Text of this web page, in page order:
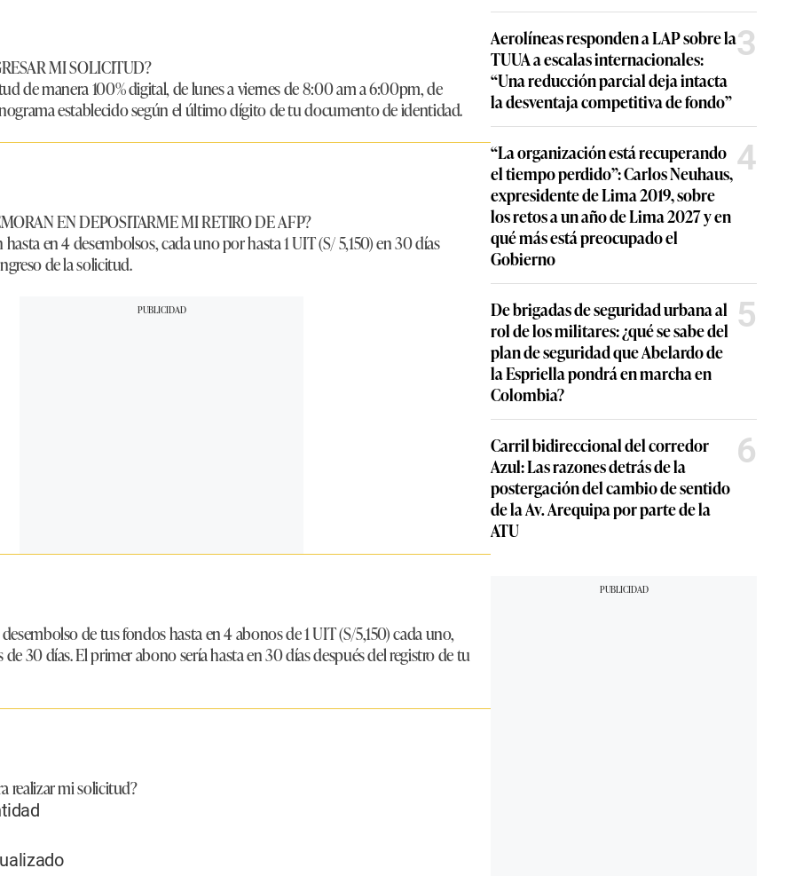
MI SOLICITUD?
de manera 100% digital, de lunes a viernes de 8:00 am a 6:00pm, de
establecido según el último dígito de tu documento de identidad.
EN DEPOSITARME MI RETIRO DE AFP?
en 4 desembolsos, cada uno por hasta 1 UIT (S/ 5,150) en 30 días
de la solicitud.
de tus fondos hasta en 4 abonos de 1 UIT (S/5,150) cada uno,
30 días. El primer abono sería hasta en 30 días después del registro de tu
realizar mi solicitud?
Aerolíneas responden a LAP sobre la
TUUA a escalas internacionales:
“Una reducción parcial deja intacta
la desventaja competitiva de fondo”
3
“La organización está recuperando
el tiempo perdido”: Carlos Neuhaus,
expresidente de Lima 2019, sobre
los retos a un año de Lima 2027 y en
qué más está preocupado el
Gobierno
4
De brigadas de seguridad urbana al
rol de los militares: ¿qué se sabe del
plan de seguridad que Abelardo de
la Espriella pondrá en marcha en
Colombia?
5
Carril bidireccional del corredor
Azul: Las razones detrás de la
postergación del cambio de sentido
de la Av. Arequipa por parte de la
ATU
6